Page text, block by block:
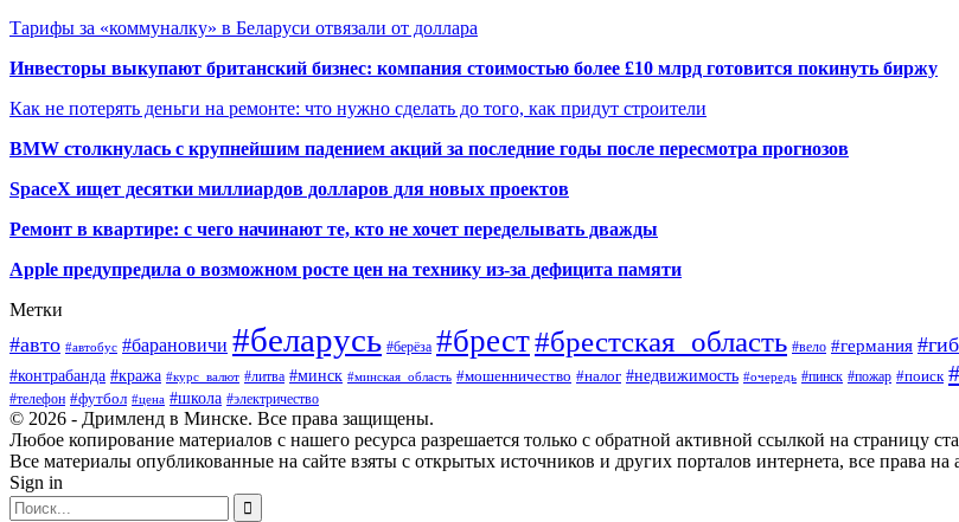
Тарифы за «коммуналку» в Беларуси отвязали от доллара
Инвесторы выкупают британский бизнес: компания стоимостью более £10 млрд готовится покинуть биржу
Как не потерять деньги на ремонте: что нужно сделать до того, как придут строители
BMW столкнулась с крупнейшим падением акций за последние годы после пересмотра прогнозов
SpaceX ищет десятки миллиардов долларов для новых проектов
Ремонт в квартире: с чего начинают те, кто не хочет переделывать дважды
Apple предупредила о возможном росте цен на технику из-за дефицита памяти
Метки
#авто #автобус #барановичи #беларусь #берёза #брест#брестская_область #вело #германия
#контрабанда #кража #курс_валют #литва #минск #минская_область #мошенничество #налог #недвижимость #очередь #пинск #пожар #поиск
#телефон #футбол #цена #школа #электричество
© 2026 - Дримленд в Минске. Все права защищены.
Любое копирование материалов с нашего ресурса разрешается только с обратной активной ссылкой на страницу
Все материалы опубликованные на сайте взяты с открытых источников и других порталов интернета, все права
Sign in